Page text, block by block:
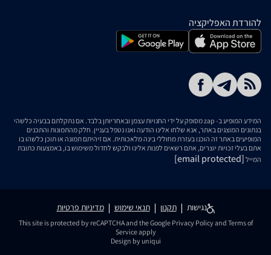
להורדת האפליקציה
המידע המופיע ב- zap מסופק על ידי החנויות עצמן ובאחריותן בלבד. אם נתקלתם בבעיה כלשהי
בנתונים המוצגים באתר, אנא שלחו אלינו הודעה ואנו נטפל בעניין. חלק מהתמונות והתכנים
המופיעים באתר זה הוכנו בעזרת מחוללי בינה מלאכותית. אם זיהיתם תמונה או תוכן כלשהו בו
אתם בעלי זכויות יוצרים, אתם רשאים לפנות אלינו ולבקש לחדול משימוש בו, באמצעות כתובת
המייל [email protected]
נגישות תקנון תנאי שימוש מדיניות פרטיות
This site is protected by reCAPTCHA and the Google Privacy Policyand Terms of
Serviceapply
Design by uniqui